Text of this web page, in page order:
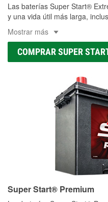
Las baterías Super Start®
y una vida útil más larga,
Mostrar más
COMPRAR SUPER
Super Start® Premium